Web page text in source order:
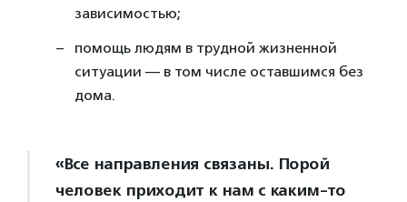
зависимостью;
помощь людям в трудной жизненной
ситуации — в том числе оставшимся без
дома.
«Все направления связаны. Порой
человек приходит к нам с каким-то